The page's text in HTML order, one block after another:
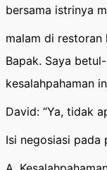
bersama istrinya
malam di
Bapak. Saya
kesalahpahaman
David: “Ya, tidak
Isi negosiasi